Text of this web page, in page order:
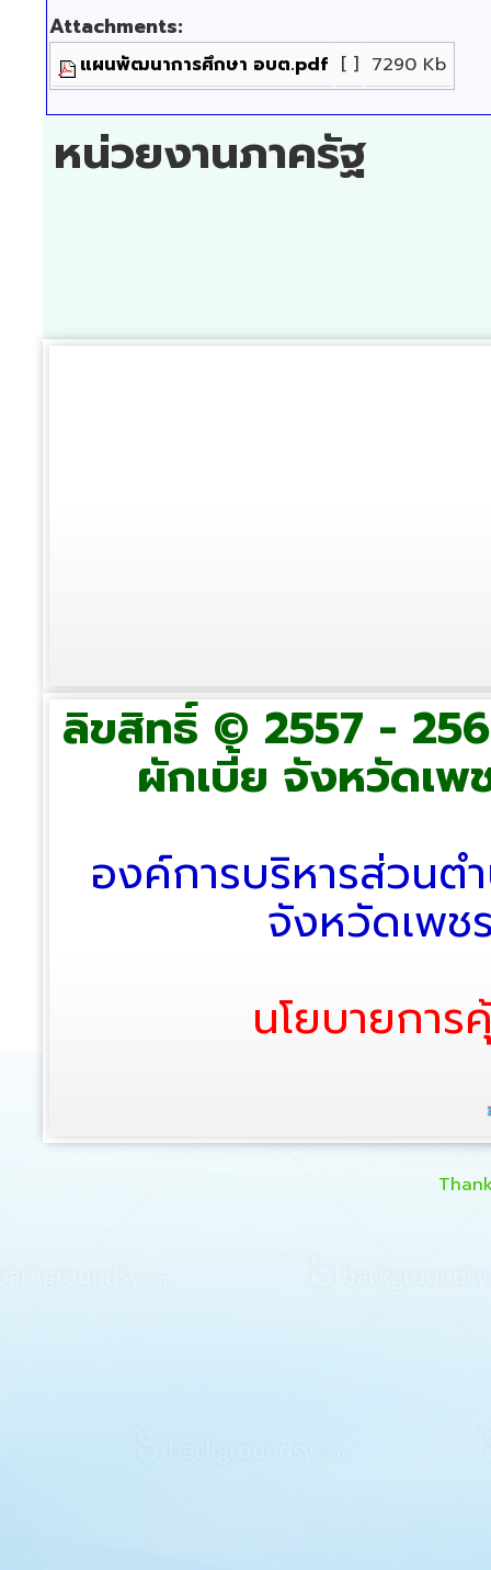
Attachments:
แผนพัฒนาการศึกษา อบต.pdf [ ] 7290 Kb
หน่วยงานภาครัฐ
ลิขสิทธิ์ © 2557 -
ผักเบี้ย จังหวัดเพ
องค์การบริหารส่วนต
จังหวัดเพช
นโยบายกา